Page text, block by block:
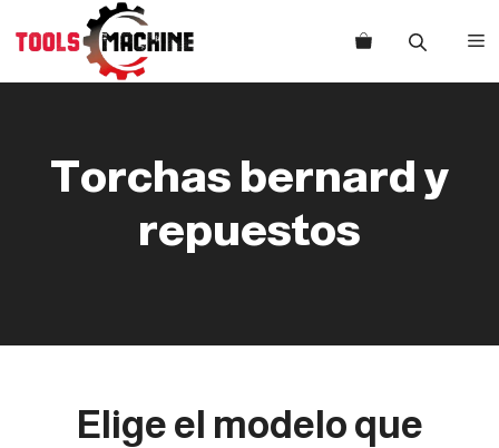
Torchas bernard y
repuestos
Elige el modelo que